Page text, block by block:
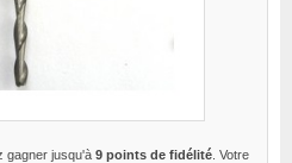
gagner jusqu'à 9 points de fidélité . Votre